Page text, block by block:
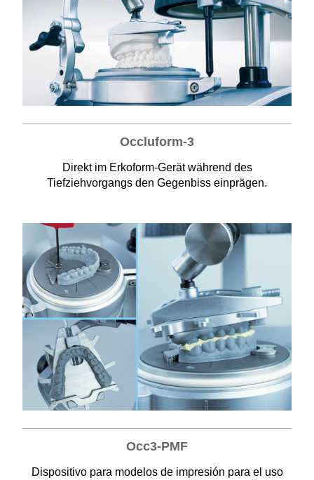
Occluform-3
Direkt im Erkoform-Gerät während des
Tiefziehvorgangs den Gegenbiss einprägen.
Occ3-PMF
Dispositivo para modelos de impresión para el uso